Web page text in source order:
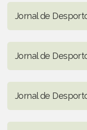
Jornal de
Jornal de
Jornal de